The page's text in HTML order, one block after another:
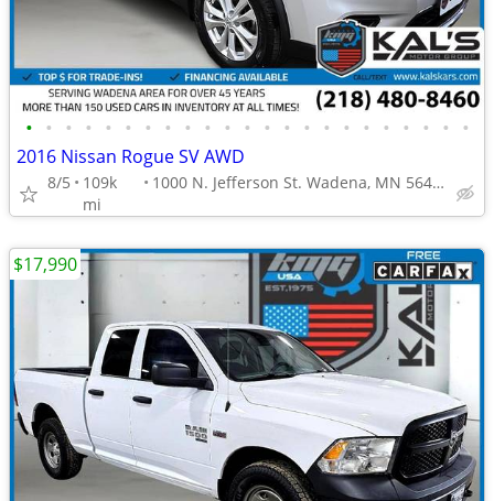
• • • • • • • • • • • • • • • • • • • • • • •
2016 Nissan Rogue SV AWD
8/5
109k
mi
1000 N. Jefferson St. Wadena, MN 56482
$17,990